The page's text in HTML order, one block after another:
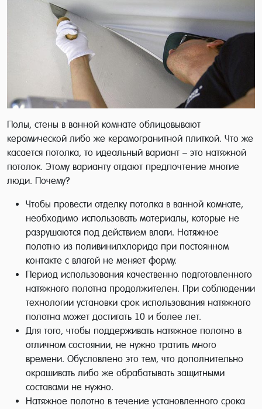
Полы, стены в ванной комнате облицовывают
керамической либо же керамогранитной плиткой. Что же
касается потолка, то идеальный вариант – это натяжной
потолок. Этому варианту отдают предпочтение многие
люди. Почему?
Чтобы провести отделку потолка в ванной комнате,
необходимо использовать материалы, которые не
разрушаются под действием влаги. Натяжное
полотно из поливинилхлорида при постоянном
контакте с влагой не меняет форму.
Период использования качественно подготовленного
натяжного полотна продолжителен. При соблюдении
технологии установки срок использования натяжного
полотна может достигать 10 и более лет.
Для того, чтобы поддерживать натяжное полотно в
отличном состоянии, не нужно тратить много
времени. Обусловлено это тем, что дополнительно
окрашивать либо же обрабатывать защитными
составами не нужно.
Натяжное полотно в течение установленного срока